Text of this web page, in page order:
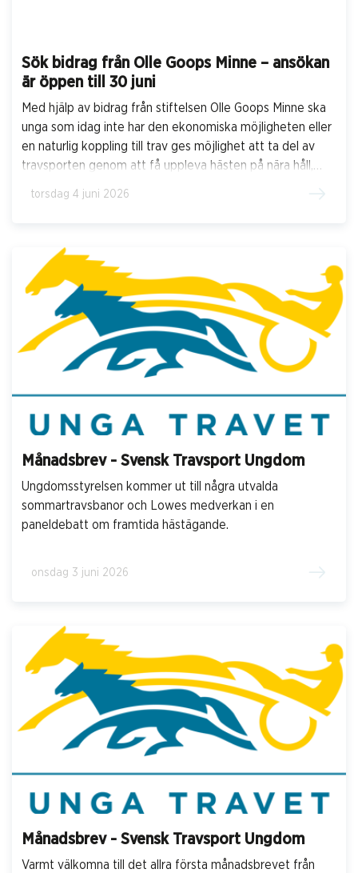
Sök bidrag från Olle Goops Minne – ansökan
är öppen till 30 juni
Med hjälp av bidrag från stiftelsen Olle Goops Minne ska
unga som idag inte har den ekonomiska möjligheten eller
en naturlig koppling till trav ges möjlighet att ta del av
travsporten genom att få uppleva hästen på nära håll,
torsdag 4 juni 2026
Månadsbrev - Svensk Travsport Ungdom
Ungdomsstyrelsen kommer ut till några utvalda
sommartravsbanor och Lowes medverkan i en
paneldebatt om framtida hästägande.
onsdag 3 juni 2026
Månadsbrev - Svensk Travsport Ungdom
Varmt välkomna till det allra första månadsbrevet från